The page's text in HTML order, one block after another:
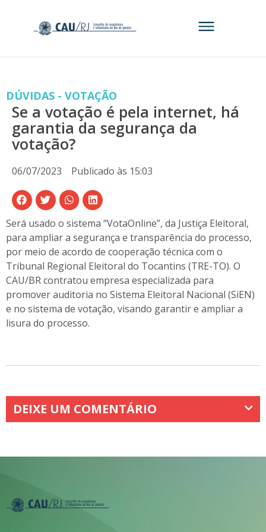
DÚVIDAS - VOTAÇÃO
Se a votação é pela internet, há
garantia da segurança da
votação?
06/07/2023 Publicado às 15:03
Será usado o sistema “VotaOnline”, da Justiça Eleitoral,
para ampliar a segurança e transparência do processo,
por meio de acordo de cooperação técnica com o
Tribunal Regional Eleitoral do Tocantins (TRE-TO). O
CAU/BR contratou empresa especializada para
promover auditoria no Sistema Eleitoral Nacional (SiEN)
e no sistema de votação, visando garantir e ampliar a
lisura do processo.
DEIXE UM COMENTÁRIO